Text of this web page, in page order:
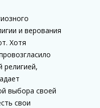
и верования
Хотя
религией,
выбора своей
свои